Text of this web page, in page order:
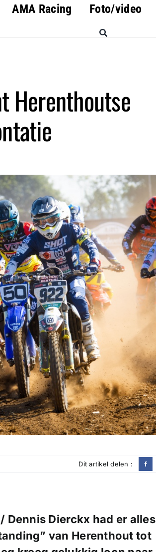
AMA Racing Foto/video
Herenthoutse
Dit artikel delen :
Dennis Dierckx had er alles
van Herenthout tot